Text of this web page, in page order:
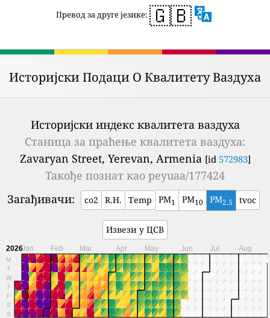
Превод за друге језике: 🇬🇧
Историјски Подаци О Квалитету Ваздуха
Историјски индекс квалитета ваздуха
Станица за праћење квалитета ваздуха:
Zavaryan Street, Yerevan, Armenia [id 572983]
Такође познат као peyuaa/177424
Загађивачи:
co2 R.H. Temp PM1 PM10 PM2.5 tvoc
Извези у ЦСВ
2026
M
T
W
T
F
S
S
Jan Feb Mar Apr May Jun Jul Aug